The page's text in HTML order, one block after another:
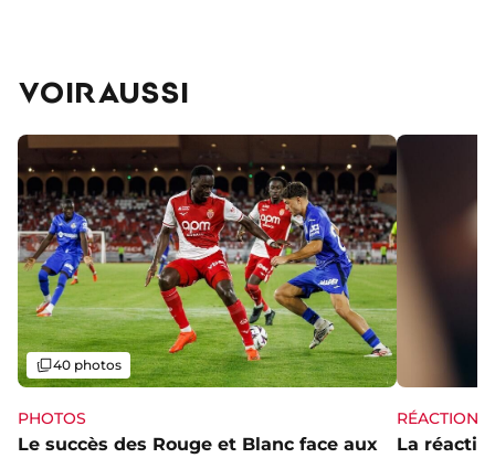
VOIR AUSSI
PHOTOS
Le succès des Rouge et Blanc face aux
Galerie
40 photos
RÉACTIONS
La